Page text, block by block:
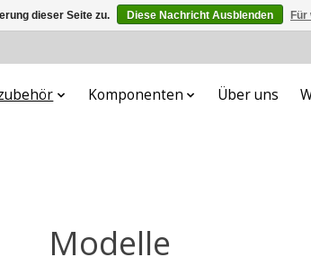
Komponenten Über uns
Modelle
dieser Seite zu. Diese Nachricht Ausblenden